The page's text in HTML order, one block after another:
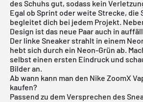
des Schuhs gut, sodass kein
Egal ob Sprint oder weite Strecke, die
begleitet dich bei jedem Projekt.
Design ist das neue Paar auch in
Der linke Sneaker strahlt in einem
hebt sich durch ein Neon-Grün ab.
selbst einen ersten Eindruck und
Bilder an.
Ab wann kann man den Nike ZoomX
kaufen?
Passend zu dem Versprechen des